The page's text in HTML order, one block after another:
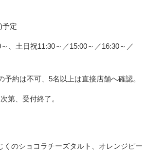
予定
、土日祝11:30～／15:00～／16:30～／
約は不可、5名以上は直接店舗へ確認。
第、受付終了。
くのショコラチーズタルト、オレンジピー